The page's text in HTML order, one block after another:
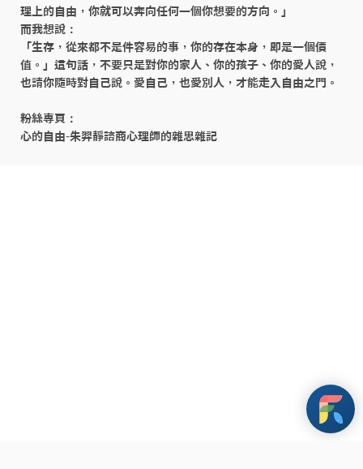
理上的自由，你就可以奔向任何一個你想要的方向。」
而我想說：
「生存，從來都不是件容易的事，你的存在本身，即是一個價
值。」這句話，不要只是對你的家人、你的孩子、你的愛人說，
也請你隨時對自己說。愛自己，也愛別人，才能走入自由之門。
粉絲專頁：
心的自由-朱羿靜諮商心理師的雜思雜記